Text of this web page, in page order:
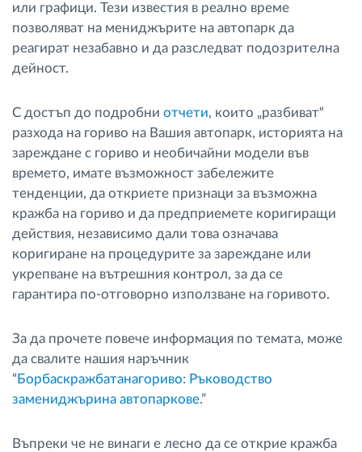
или графици. Тези известия в реално време
позволяват на мениджърите на автопарк да
реагират незабавно и да разследват подозрителна
дейност.
С достъп до подробни отчети, които „разбиват“
разхода на гориво на Вашия автопарк, историята на
зареждане с гориво и необичайни модели във
времето, имате възможност забележите
тенденции, да откриете признаци за възможна
кражба на гориво и да предприемете коригиращи
действия, независимо дали това означава
коригиране на процедурите за зареждане или
укрепване на вътрешния контрол, за да се
гарантира по-отговорно използване на горивото.
За да прочете повече информация по темата, може
да свалите нашия наръчник
“ Борбаскражбатанагориво: Ръководство
замениджърина автопаркове.”
Въпреки че не винаги е лесно да се открие кражба